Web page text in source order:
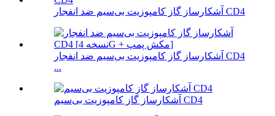
آشکارساز گاز کامپوزیت بی‌سیم ضد انفجار CD4
آشکارساز گاز کامپوزیت بی‌سیم ضد انفجار CD4
...
آشکارساز گاز کامپوزیت بی‌سیم CD4